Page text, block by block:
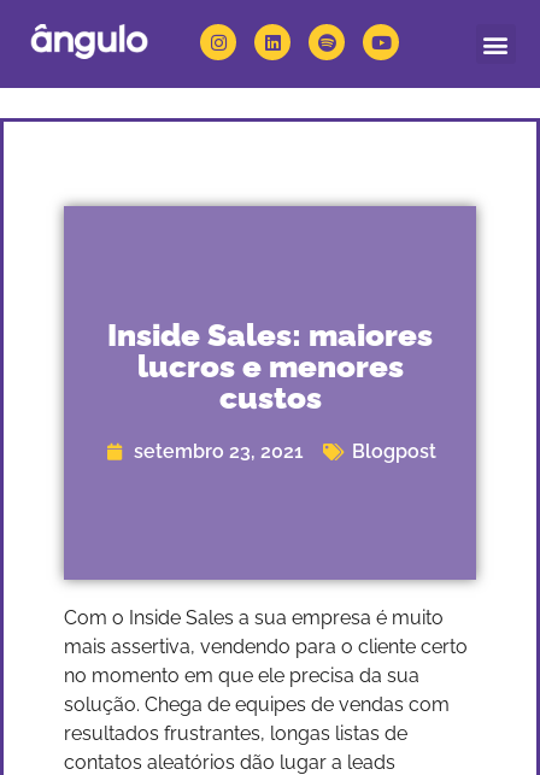
Inside Sales: maiores
lucros e menores
custos
setembro 23, 2021 Blogpost
Com o Inside Sales a sua empresa é muito
mais assertiva, vendendo para o cliente certo
no momento em que ele precisa da sua
solução. Chega de equipes de vendas com
resultados frustrantes, longas listas de
contatos aleatórios dão lugar a leads